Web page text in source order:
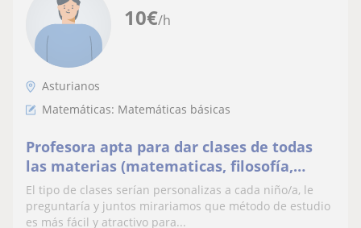
10€/h
Asturianos
Matemáticas: Matemáticas básicas
Profesora apta para dar clases de todas
las materias (matematicas, filosofía,
historia, etc) a niños/as de primaria y ESO
El tipo de clases serían personalizas a cada niño/a, le
preguntaría y juntos mirariamos que método de estudio
es más fácil y atractivo para...